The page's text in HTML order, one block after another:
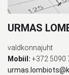
URMAS
valdkonnajuht
Mobiil: +372 5090